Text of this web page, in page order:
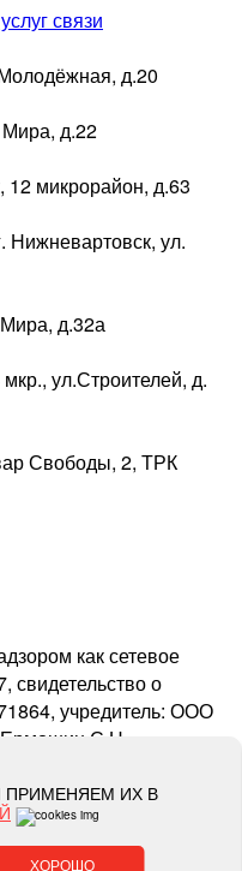
связи
д.20
Мира, д.22
12 микрорайон, д.63
ул.
д.32а
ул.Строителей, д.
Свободы, 2, ТРК
как сетевое
свидетельство о
учредитель: ООО
Ермошин С.Н.,
67-89-11
ИХ В
ХОРОШО